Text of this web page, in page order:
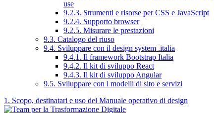
use
9.2.3. Strumenti e risorse per CSS e JavaScript
9.2.4. Supporto browser
9.2.5. Misurare le prestazioni
9.3. Catalogo del riuso
9.4. Sviluppare con il design system .italia
9.4.1. Il framework Bootstrap Italia
9.4.2. Il kit di sviluppo React
9.4.3. Il kit di sviluppo Angular
9.5. Sviluppare con i modelli di sito e servizi
1. Scopo, destinatari e uso del Manuale operativo di design